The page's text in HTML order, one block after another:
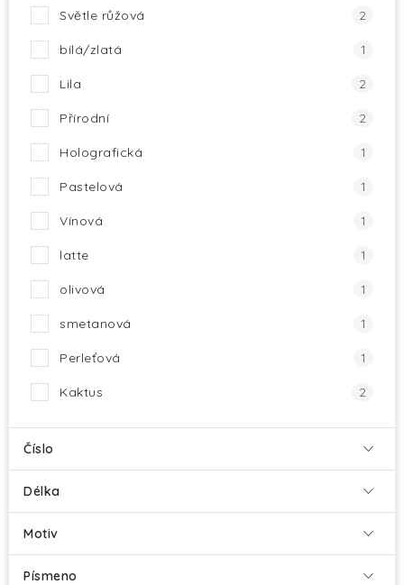
Světle růžová 2
bílá/zlatá 1
Lila 2
Přírodní 2
Holografická 1
Pastelová 1
Vínová 1
latte 1
olivová 1
smetanová 1
Perleťová 1
Kaktus 2
Číslo
Délka
Motiv
Písmeno